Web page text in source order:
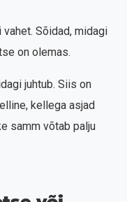
Sõidad, midagi
on olemas.
juhtub. Siis on
kellega asjad
samm võtab palju